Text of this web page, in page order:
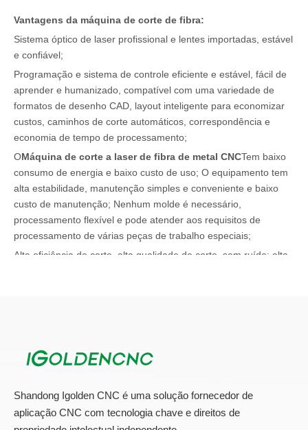
Vantagens da máquina de corte de fibra:
Sistema óptico de laser profissional e lentes importadas, estável
e confiável;
Programação e sistema de controle eficiente e estável, fácil de
aprender e humanizado, compatível com uma variedade de
formatos de desenho CAD, layout inteligente para economizar
custos, caminhos de corte automáticos, correspondência e
economia de tempo de processamento;
OMáquina de corte a laser de fibra de metal CNCTem baixo
consumo de energia e baixo custo de uso; O equipamento tem
alta estabilidade, manutenção simples e conveniente e baixo
custo de manutenção; Nenhum molde é necessário,
processamento flexível e pode atender aos requisitos de
processamento de várias peças de trabalho especiais;
Alta eficiência de corte, alta qualidade de corte, sem ruído; alta
eficiência e processamento de processamento, melhoram muito
a estabilidade e a confiabilidade da operação de equipamentos.
Áreas de aplicação de máquina de corte a laser de fibra
Shandong Igolden CNC é uma solução fornecedor de
aplicação CNC com tecnologia chave e direitos de